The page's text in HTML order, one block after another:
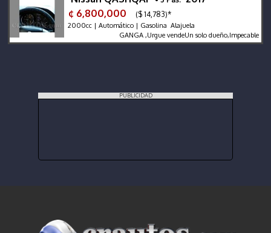
¢ 6,800,000
($ 14,783)*
2000cc | Automático | Gasolina Alajuela
GANGA ,Urgue vendeUn solo dueño,Impecable
PUBLICIDAD